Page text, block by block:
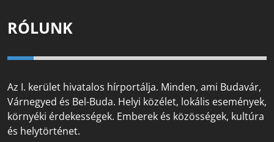
RÓLUNK
Az I. kerület hivatalos hírportálja. Minden, ami Budavár,
Várnegyed és Bel-Buda. Helyi közélet, lokális események,
környéki érdekességek. Emberek és közösségek, kultúra
és helytörténet.